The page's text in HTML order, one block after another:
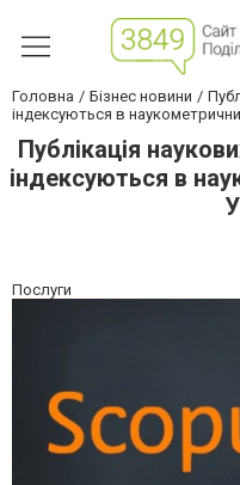
Головна Бізнес новини
індексуються в
Публікація
індексуються в
Послуги